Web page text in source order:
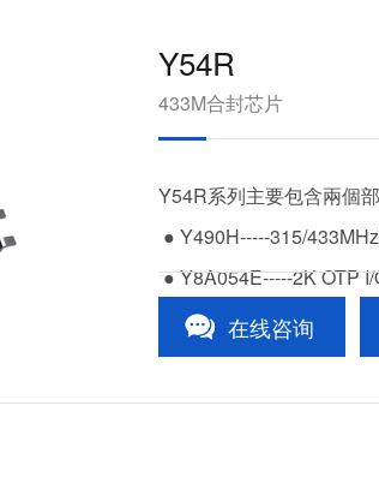
Y54R
433M合封芯片
Y54R系列主要包含兩個
● Y490H-----315/
● Y8A054E-----2K OTP
在线咨询